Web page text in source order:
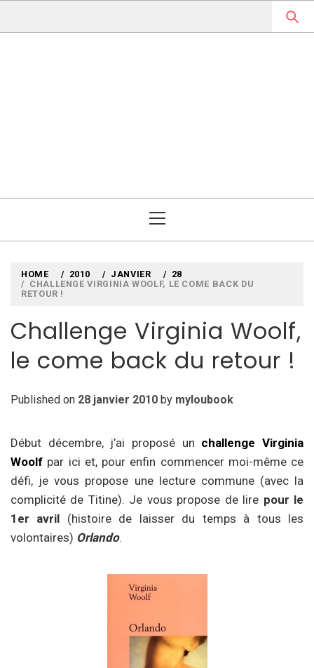
Menu
HOME 2010 JANVIER
28
CHALLENGE VIRGINIA WOOLF, LE COME BACK DU
RETOUR !
Challenge Virginia Woolf,
le come back du retour !
Published on 28 janvier 2010 by myloubook
Début décembre, j’ai proposé un challenge Virginia
Woolf par ici et, pour enfin commencer moi-même ce
défi, je vous propose une lecture commune (avec la
complicité de Titine). Je vous propose de lire pour le
1er avril (histoire de laisser du temps à tous les
volontaires) Orlando.